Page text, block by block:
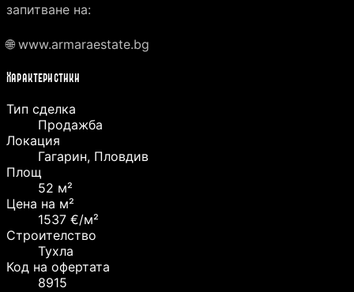
запитване на:
🌐 www.armaraestate.bg
Характеристики
Тип сделка
Продажба
Локация
Гагарин, Пловдив
Площ
52 м²
Цена на м²
1537 €/м²
Строителство
Тухла
Код на офертата
8915